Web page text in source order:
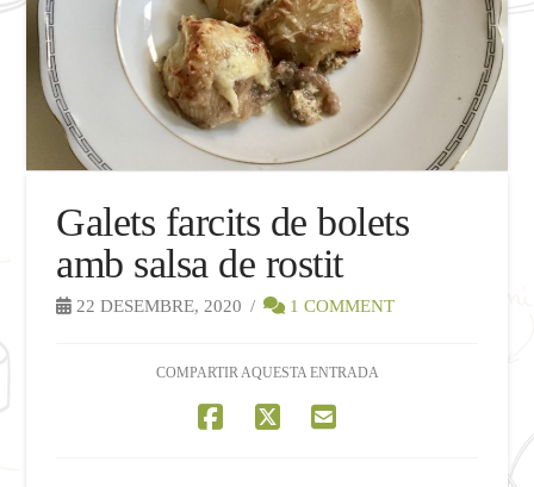
Galets farcits de bolets
amb salsa de rostit
22 DESEMBRE, 2020 1 COMMENT
COMPARTIR AQUESTA ENTRADA